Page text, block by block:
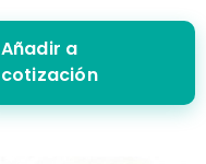
Añadir a
cotización